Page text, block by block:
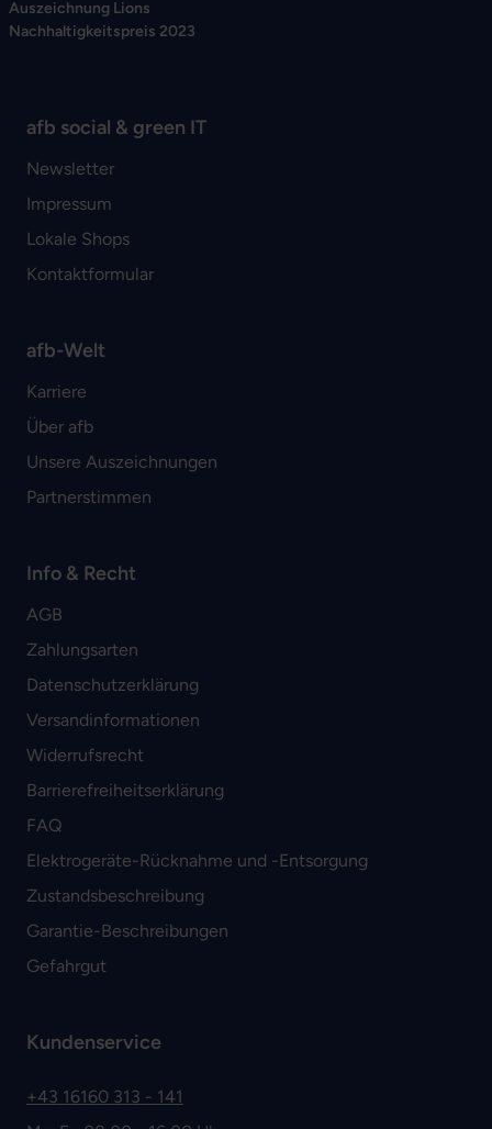
Auszeichnung Lions
Nachhaltigkeitspreis 2023
afb social & green IT
Newsletter
Impressum
Lokale Shops
Kontaktformular
afb-Welt
Karriere
Über afb
Unsere Auszeichnungen
Partnerstimmen
Info & Recht
AGB
Zahlungsarten
Datenschutzerklärung
Versandinformationen
Widerrufsrecht
Barrierefreiheitserklärung
FAQ
Elektrogeräte-Rücknahme und -Entsorgung
Zustandsbeschreibung
Garantie-Beschreibungen
Gefahrgut
Kundenservice
+43 16160 313 - 141